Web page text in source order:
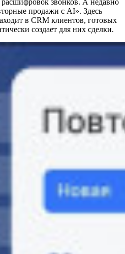
продажи с AI». Здесь
в CRM клиентов, готовых
создает для них сделки.